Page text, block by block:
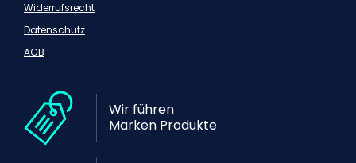
Widerrufsrecht
Datenschutz
AGB
Wir führen
Marken Produkte